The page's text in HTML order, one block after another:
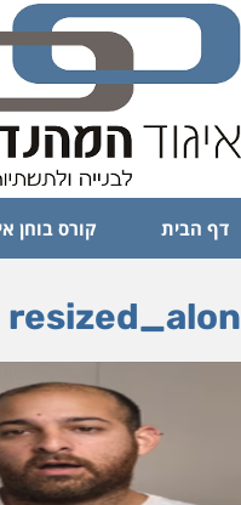
דף הבית קורס בוחן
resized_alon